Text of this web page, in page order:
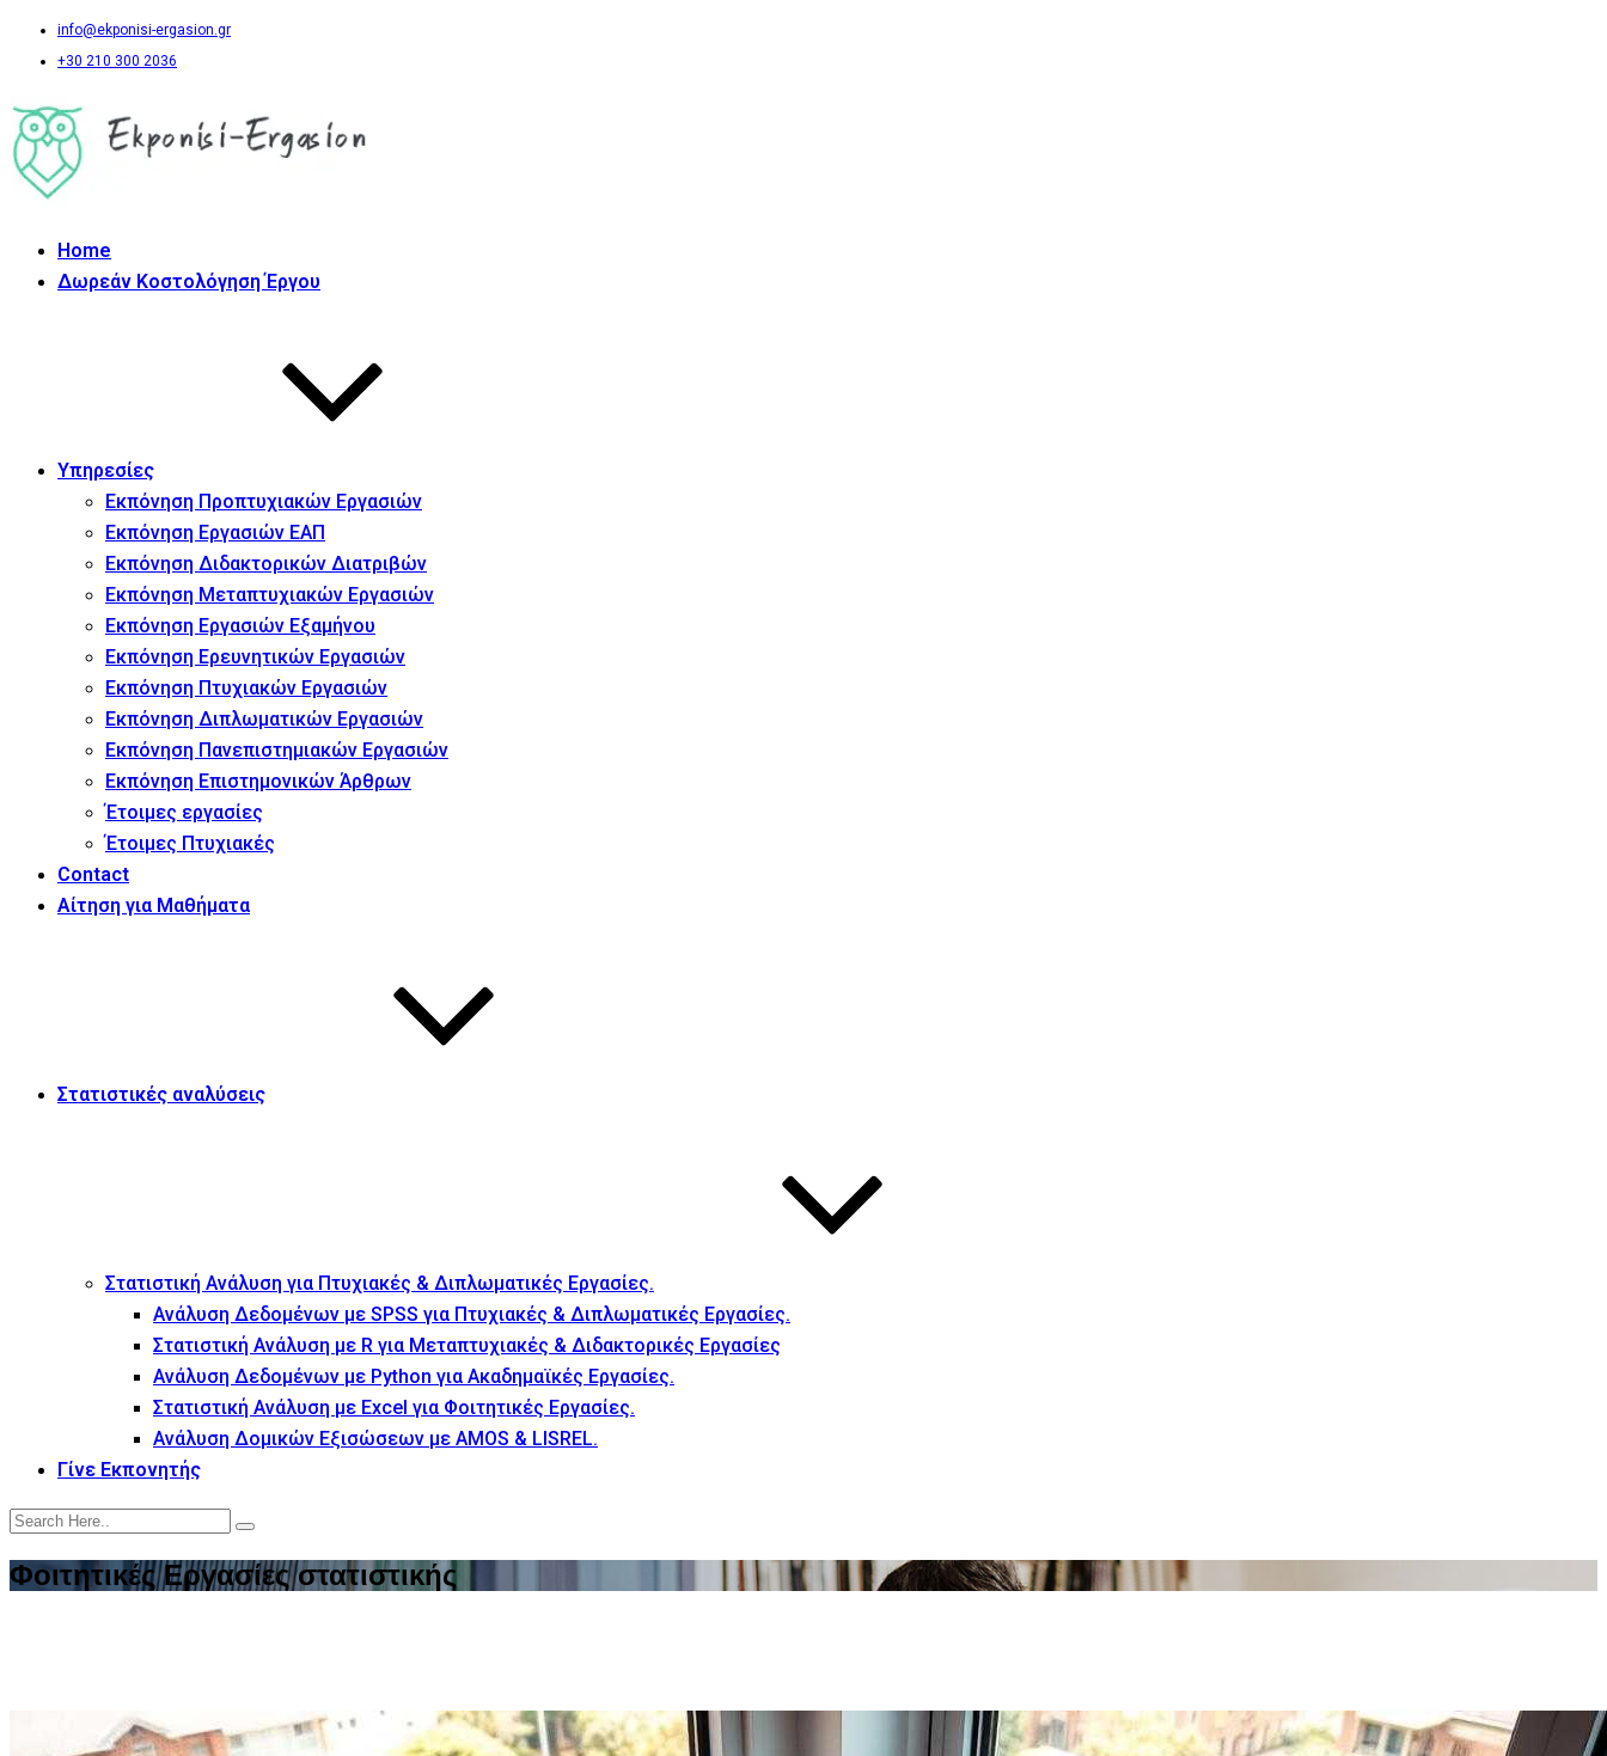
info@ekponisi-ergasion.gr
+30 210 300 2036
Home
Δωρεάν Κοστολόγηση Έργου
Υπηρεσίες
Εκπόνηση Προπτυχιακών Εργασιών
Εκπόνηση Εργασιών ΕΑΠ
Εκπόνηση Διδακτορικών Διατριβών
Εκπόνηση Μεταπτυχιακών Εργασιών
Εκπόνηση Εργασιών Εξαμήνου
Εκπόνηση Ερευνητικών Εργασιών
Εκπόνηση Πτυχιακών Εργασιών
Εκπόνηση Διπλωματικών Εργασιών
Εκπόνηση Πανεπιστημιακών Εργασιών
Εκπόνηση Επιστημονικών Άρθρων
Έτοιμες εργασίες
Έτοιμες Πτυχιακές
Contact
Αίτηση για Μαθήματα
Στατιστικές αναλύσεις
Στατιστική Ανάλυση για Πτυχιακές & Διπλωματικές Εργασίες.
Ανάλυση Δεδομένων με SPSS για Πτυχιακές & Διπλωματικές Εργασίες.
Στατιστική Ανάλυση με R για Μεταπτυχιακές & Διδακτορικές Εργασίες
Ανάλυση Δεδομένων με Python για Ακαδημαϊκές Εργασίες.
Στατιστική Ανάλυση με Excel για Φοιτητικές Εργασίες.
Ανάλυση Δομικών Εξισώσεων με AMOS & LISREL.
Γίνε Εκπονητής
Φοιτητικές Εργασίες στατιστικής